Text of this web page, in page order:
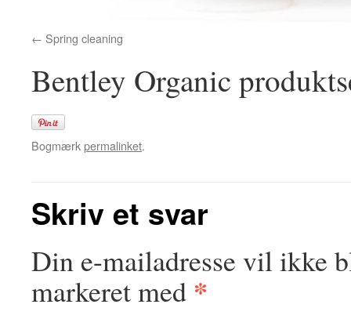
Spring cleaning
Bentley Organic
Bogmærkpermalinket.
Skriv et svar
Din e-mailadresse vil ikke
markeret med *